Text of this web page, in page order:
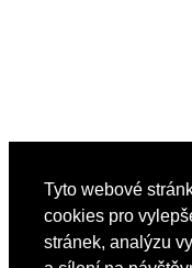
Tyto webové
cookies pro
stránek, analýzu